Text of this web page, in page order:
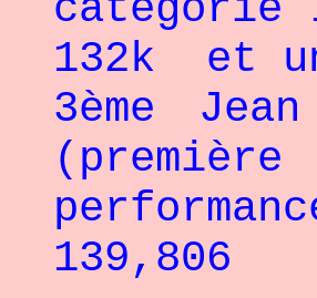
132k et
3ème
139,806